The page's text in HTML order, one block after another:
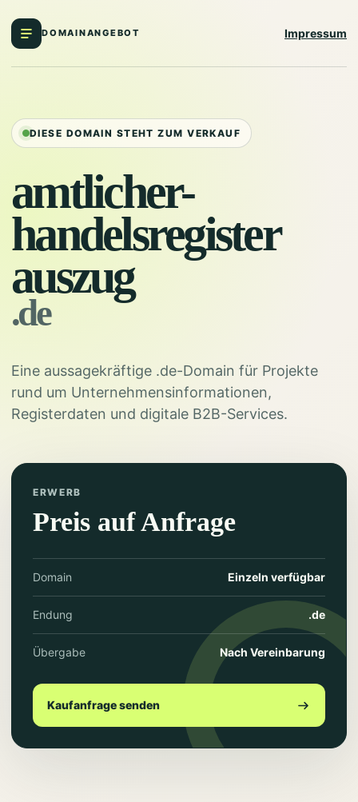
DOMAINANGEBOT Impressum
DIESE DOMAIN STEHT ZUM VERKAUF
amtlicher-
handelsregister
auszug
.de
Eine aussagekräftige .de-Domain für Projekte
rund um Unternehmensinformationen,
Registerdaten und digitale B2B-Services.
ERWERB
Preis auf Anfrage
Domain Einzeln verfügbar
Endung .de
Übergabe Nach Vereinbarung
Kaufanfrage senden